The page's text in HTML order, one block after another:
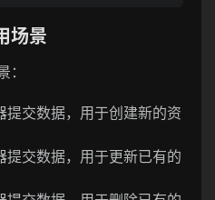
场景
提交数据，用于创建新的资
提交数据，用于更新已有的